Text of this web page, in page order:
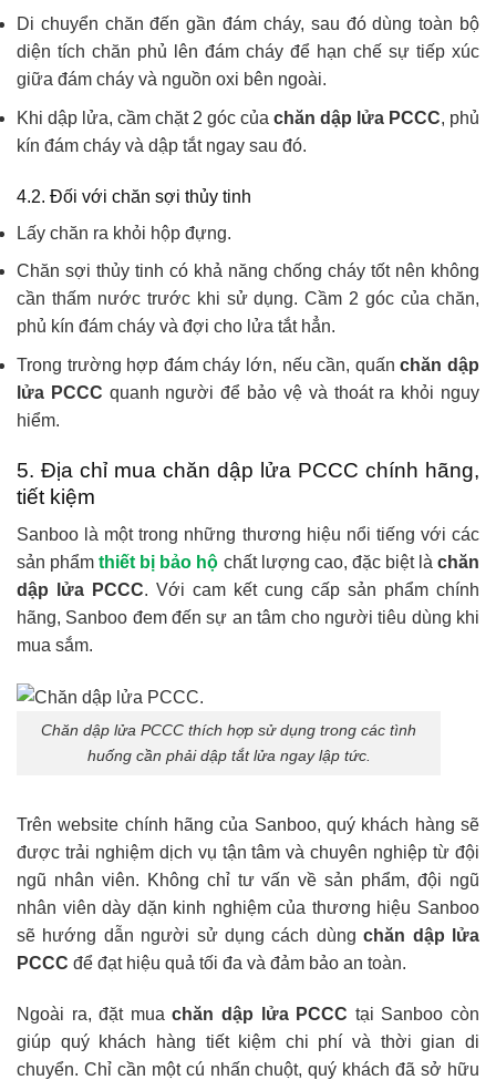
Di chuyển chăn đến gần đám cháy, sau đó dùng toàn bộ
diện tích chăn phủ lên đám cháy để hạn chế sự tiếp xúc
giữa đám cháy và nguồn oxi bên ngoài.
Khi dập lửa, cầm chặt 2 góc của chăn dập lửa PCCC, phủ
kín đám cháy và dập tắt ngay sau đó.
4.2. Đối với chăn sợi thủy tinh
Lấy chăn ra khỏi hộp đựng.
Chăn sợi thủy tinh có khả năng chống cháy tốt nên không
cần thấm nước trước khi sử dụng. Cầm 2 góc của chăn,
phủ kín đám cháy và đợi cho lửa tắt hẳn.
Trong trường hợp đám cháy lớn, nếu cần, quấnchăn dập
lửa PCCC quanh người để bảo vệ và thoát ra khỏi nguy
hiểm.
5. Địa chỉ mua chăn dập lửa PCCC chính hãng,
tiết kiệm
Sanboo là một trong những thương hiệu nổi tiếng với các
sản phẩmthiết bị bảo hộ chất lượng cao, đặc biệt làchăn
dập lửa PCCC. Với cam kết cung cấp sản phẩm chính
hãng, Sanboo đem đến sự an tâm cho người tiêu dùng khi
mua sắm.
Chăn dập lửa PCCC thích hợp sử dụng trong các tình
huống cần phải dập tắt lửa ngay lập tức.
Trên website chính hãng của Sanboo, quý khách hàng sẽ
được trải nghiệm dịch vụ tận tâm và chuyên nghiệp từ đội
ngũ nhân viên. Không chỉ tư vấn về sản phẩm, đội ngũ
nhân viên dày dặn kinh nghiệm của thương hiệu Sanboo
sẽ hướng dẫn người sử dụng cách dùngchăn dập lửa
PCCC để đạt hiệu quả tối đa và đảm bảo an toàn.
Ngoài ra, đặt muachăn dập lửa PCCC tại Sanboo còn
giúp quý khách hàng tiết kiệm chi phí và thời gian di
chuyển. Chỉ cần một cú nhấn chuột, quý khách đã sở hữu